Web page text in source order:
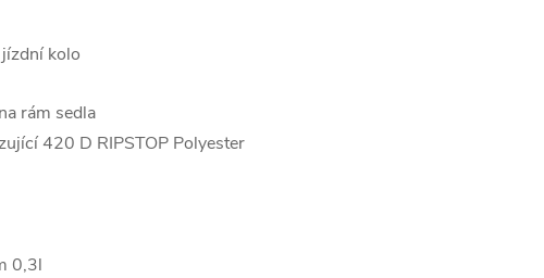
kolo
rám sedla
420 D RIPSTOP Polyester
0,3l